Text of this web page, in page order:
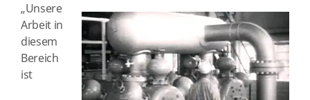
„Unsere
Arbeit in
diesem
Bereich
ist